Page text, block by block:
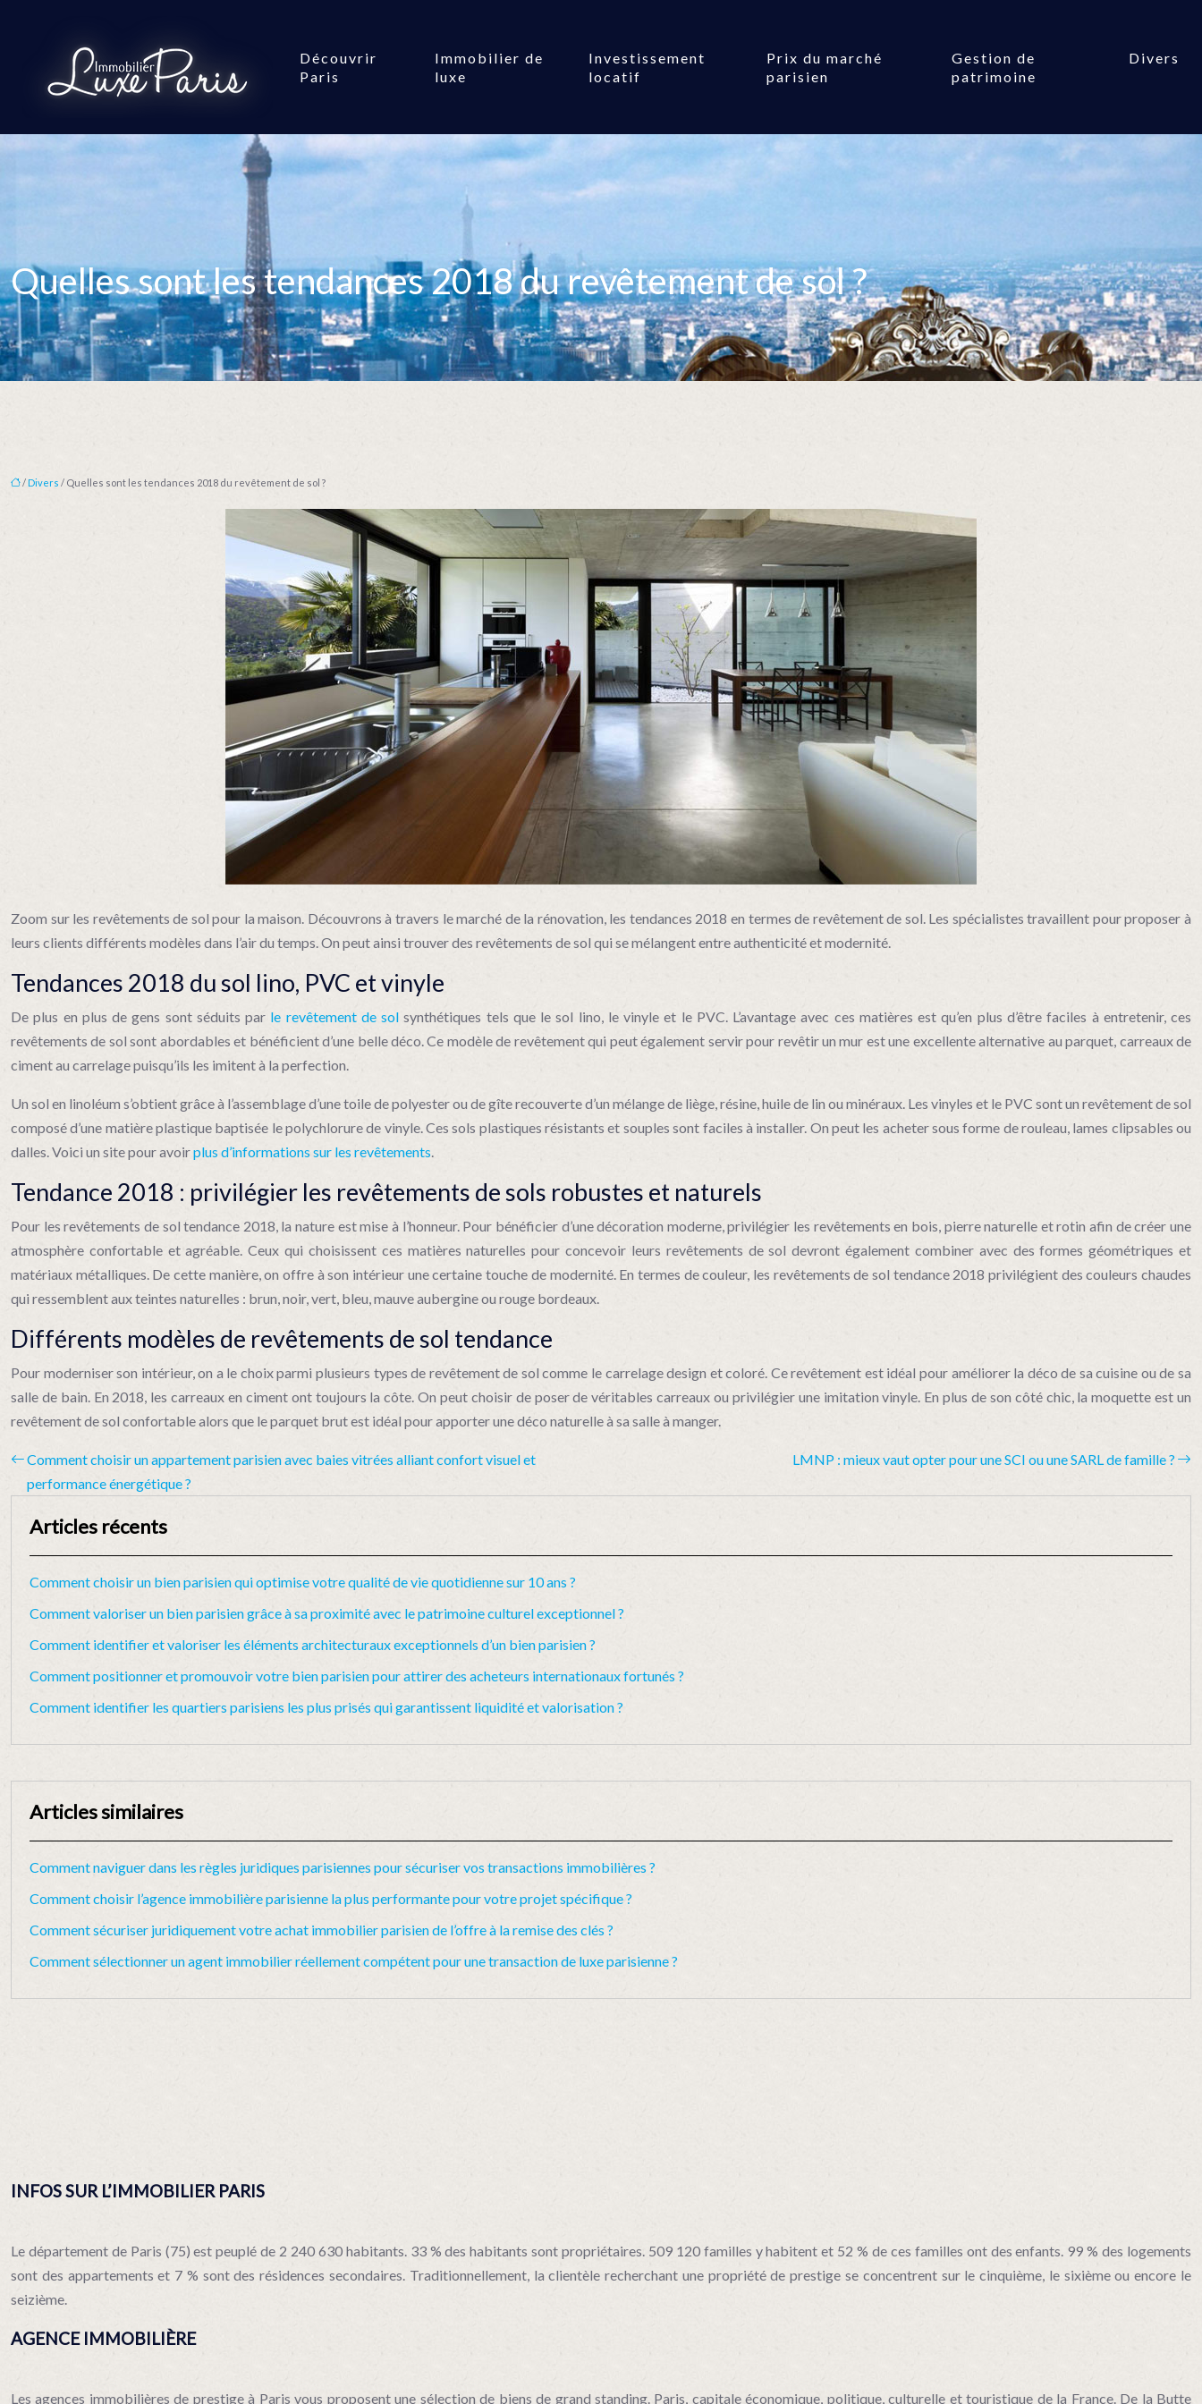
Découvrir
Paris
Immobilier de
luxe
Investissement
locatif
Prix du marché
parisien
Gestion de
patrimoine
Divers
Quelles sont les tendances 2018 du revêtement de sol ?
/Divers / Quelles sont les tendances 2018 du revêtement de sol ?
Zoom sur les revêtements de sol pour la maison. Découvrons à travers le marché de la rénovation, les tendances 2018 en termes de revêtement de sol. Les spécialistes travaillent pour proposer à
leurs clients différents modèles dans l’air du temps. On peut ainsi trouver des revêtements de sol qui se mélangent entre authenticité et modernité.
Tendances 2018 du sol lino, PVC et vinyle
De plus en plus de gens sont séduits par le revêtement de sol synthétiques tels que le sol lino, le vinyle et le PVC. L’avantage avec ces matières est qu’en plus d’être faciles à entretenir, ces
revêtements de sol sont abordables et bénéficient d’une belle déco. Ce modèle de revêtement qui peut également servir pour revêtir un mur est une excellente alternative au parquet, carreaux de
ciment au carrelage puisqu’ils les imitent à la perfection.
Un sol en linoléum s’obtient grâce à l’assemblage d’une toile de polyester ou de gîte recouverte d’un mélange de liège, résine, huile de lin ou minéraux. Les vinyles et le PVC sont un revêtement de sol
composé d’une matière plastique baptisée le polychlorure de vinyle. Ces sols plastiques résistants et souples sont faciles à installer. On peut les acheter sous forme de rouleau, lames clipsables ou
dalles. Voici un site pour avoirplus d’informations sur les revêtements.
Tendance 2018 : privilégier les revêtements de sols robustes et naturels
Pour les revêtements de sol tendance 2018, la nature est mise à l’honneur. Pour bénéficier d’une décoration moderne, privilégier les revêtements en bois, pierre naturelle et rotin afin de créer une
atmosphère confortable et agréable. Ceux qui choisissent ces matières naturelles pour concevoir leurs revêtements de sol devront également combiner avec des formes géométriques et
matériaux métalliques. De cette manière, on offre à son intérieur une certaine touche de modernité. En termes de couleur, les revêtements de sol tendance 2018 privilégient des couleurs chaudes
qui ressemblent aux teintes naturelles : brun, noir, vert, bleu, mauve aubergine ou rouge bordeaux.
Différents modèles de revêtements de sol tendance
Pour moderniser son intérieur, on a le choix parmi plusieurs types de revêtement de sol comme le carrelage design et coloré. Ce revêtement est idéal pour améliorer la déco de sa cuisine ou de sa
salle de bain. En 2018, les carreaux en ciment ont toujours la côte. On peut choisir de poser de véritables carreaux ou privilégier une imitation vinyle. En plus de son côté chic, la moquette est un
revêtement de sol confortable alors que le parquet brut est idéal pour apporter une déco naturelle à sa salle à manger.
Comment choisir un appartement parisien avec baies vitrées alliant confort visuel et
performance énergétique ?
LMNP : mieux vaut opter pour une SCI ou une SARL de famille ?
Articles récents
Comment choisir un bien parisien qui optimise votre qualité de vie quotidienne sur 10 ans ?
Comment valoriser un bien parisien grâce à sa proximité avec le patrimoine culturel exceptionnel ?
Comment identifier et valoriser les éléments architecturaux exceptionnels d’un bien parisien ?
Comment positionner et promouvoir votre bien parisien pour attirer des acheteurs internationaux fortunés ?
Comment identifier les quartiers parisiens les plus prisés qui garantissent liquidité et valorisation ?
Articles similaires
Comment naviguer dans les règles juridiques parisiennes pour sécuriser vos transactions immobilières ?
Comment choisir l’agence immobilière parisienne la plus performante pour votre projet spécifique ?
Comment sécuriser juridiquement votre achat immobilier parisien de l’offre à la remise des clés ?
Comment sélectionner un agent immobilier réellement compétent pour une transaction de luxe parisienne ?
INFOS SUR L’IMMOBILIER PARIS
Le département de Paris (75) est peuplé de 2 240 630 habitants. 33 % des habitants sont propriétaires. 509 120 familles y habitent et 52 % de ces familles ont des enfants. 99 % des logements
sont des appartements et 7 % sont des résidences secondaires. Traditionnellement, la clientèle recherchant une propriété de prestige se concentrent sur le cinquième, le sixième ou encore le
seizième.
AGENCE IMMOBILIÈRE
Les agences immobilières de prestige à Paris vous proposent une sélection de biens de grand standing. Paris, capitale économique, politique, culturelle et touristique de la France. De la Butte